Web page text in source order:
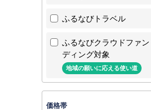
ふるなびトラベル
ふるなびクラウドファン
ディング対象
地域の願いに応える使い道
価格帯